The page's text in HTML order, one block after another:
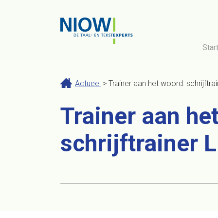
Actueel > Trainer aan het woord:
Trainer aan
schrijftrainer